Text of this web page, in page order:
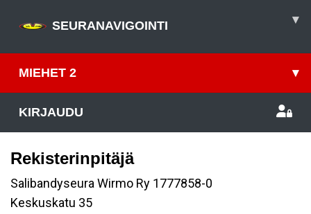
SEURANAVIGOINTI ▾
MIEHET 2 ▾
KIRJAUDU
Rekisterinpitäjä
Salibandyseura Wirmo Ry 1777858-0
Keskuskatu 35